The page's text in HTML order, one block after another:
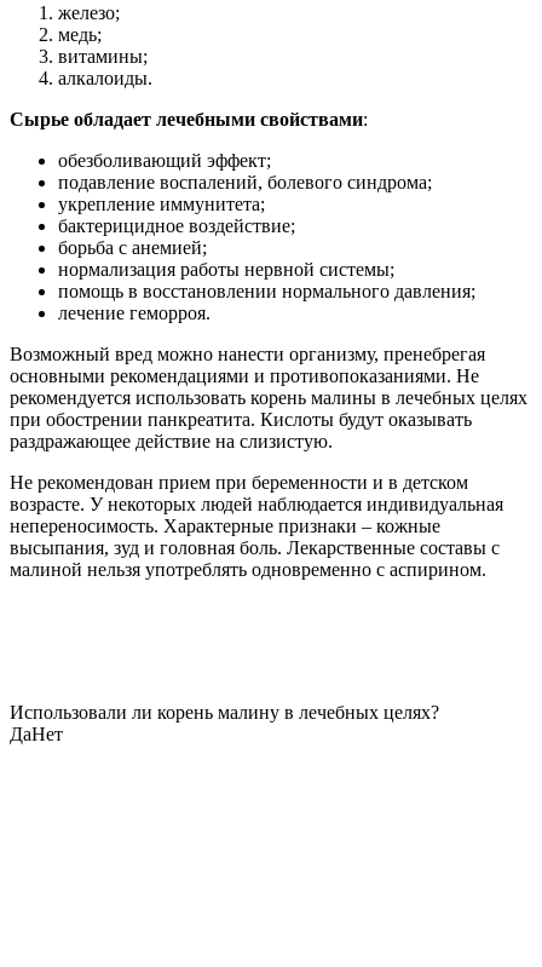
железо;
медь;
витамины;
алкалоиды.
Сырье обладает лечебными свойствами:
обезболивающий эффект;
подавление воспалений, болевого синдрома;
укрепление иммунитета;
бактерицидное воздействие;
борьба с анемией;
нормализация работы нервной системы;
помощь в восстановлении нормального давления;
лечение геморроя.
Возможный вред можно нанести организму, пренебрегая
основными рекомендациями и противопоказаниями. Не
рекомендуется использовать корень малины в лечебных целях
при обострении панкреатита. Кислоты будут оказывать
раздражающее действие на слизистую.
Не рекомендован прием при беременности и в детском
возрасте. У некоторых людей наблюдается индивидуальная
непереносимость. Характерные признаки – кожные
высыпания, зуд и головная боль. Лекарственные составы с
малиной нельзя употреблять одновременно с аспирином.
Использовали ли корень малину в лечебных целях?
ДаНет